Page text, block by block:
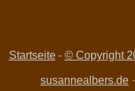
Startseite- © Copyright
susannealbers.de ·